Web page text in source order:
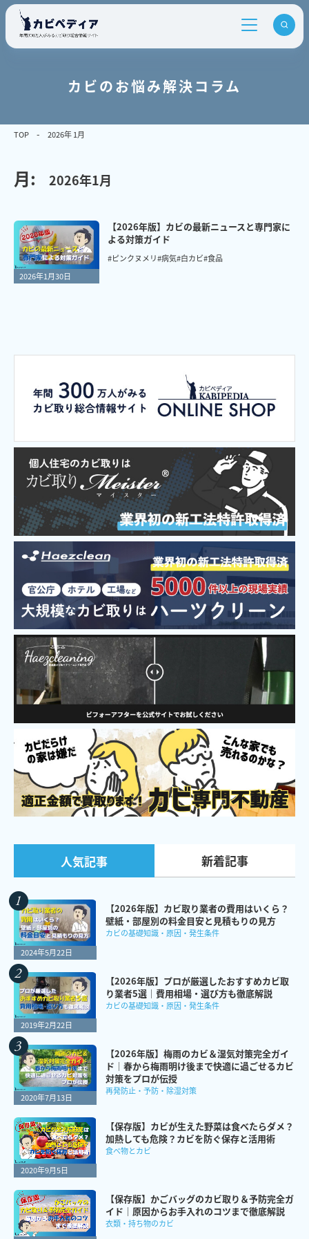
カビのお悩み解決コラム
TOP 2026年 1月
月: 2026年1月
2026年1月30日
【2026年版】カビの最新ニュースと専門家に
よる対策ガイド
#ピンクヌメリ#病気#白カビ#食品
人気記事 新着記事
2024年5月22日
【2026年版】カビ取り業者の費用はいくら？
壁紙・部屋別の料金目安と見積もりの見方
カビの基礎知識・原因・発生条件
2019年2月22日
【2026年版】プロが厳選したおすすめカビ取
り業者5選｜費用相場・選び方も徹底解説
カビの基礎知識・原因・発生条件
2020年7月13日
【2026年版】梅雨のカビ＆湿気対策完全ガイ
ド｜春から梅雨明け後まで快適に過ごせるカビ
対策をプロが伝授
再発防止・予防・除湿対策
2020年9月5日
【保存版】カビが生えた野菜は食べたらダメ？
加熱しても危険？カビを防ぐ保存と活用術
食べ物とカビ
【保存版】かごバッグのカビ取り＆予防完全ガ
イド｜原因からお手入れのコツまで徹底解説
衣類・持ち物のカビ